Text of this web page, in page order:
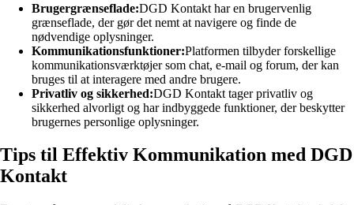
Brugergrænseflade:DGD Kontakt har en brugervenlig
grænseflade, der gør det nemt at navigere og finde de
nødvendige oplysninger.
Kommunikationsfunktioner:Platformen tilbyder forskellige
kommunikationsværktøjer som chat, e-mail og forum, der kan
bruges til at interagere med andre brugere.
Privatliv og sikkerhed:DGD Kontakt tager privatliv og
sikkerhed alvorligt og har indbyggede funktioner, der beskytter
brugernes personlige oplysninger.
Tips til Effektiv Kommunikation med DGD
Kontakt